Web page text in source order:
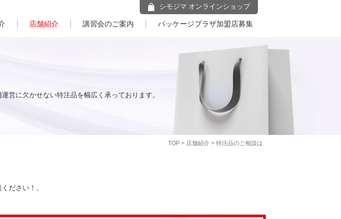
シモジマ オンラインショップ
店舗紹介 講習会のご案内 パッケージプラザ加盟店募集
TOP > 店舗紹介 > 特注品のご相談は
営に欠かせない特注品を幅広く承っております。
ださい！。